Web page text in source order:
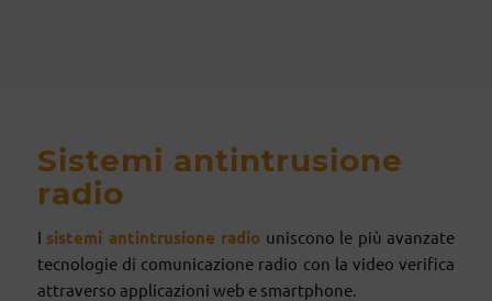
Sistemi antintrusione
radio
I sistemi antintrusione radio uniscono le più avanzate
tecnologie di comunicazione radio con la video verifica
attraverso applicazioni web e smartphone.